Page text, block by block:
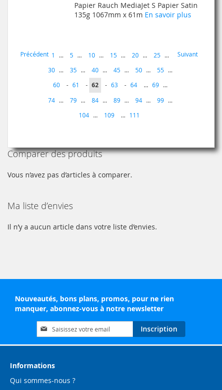
MA
COMPARATEUR
Papier Rauch MediaJet S Papier Satin
135g 1067mm x 61m En savoir plus
Page
Page
Précédent Page
1 ... 5 ... 10 ... 15 ... 20 ... 25 ...
30 ... 35 ... 40 ... 45 ... 50 ... 55 ...
Page
60 - Page
61 - Vous
lisez
actuellement
62 - Page
63 - Page
64 ... 69 ...
74 ... 79 ... 84 ... 89 ... 94 ... 99 ...
104 ... 109 ... Page
111
Page
Suivant
Comparer des produits
Vous n’avez pas d’articles à comparer.
Ma liste d’envies
Il n’y a aucun article dans votre liste d’envies.
Nouveautés, bons plans, promos, pour ne rien
manquer, abonnez-vous à notre newsletter
Inscription
à
notre
d’information
Inscription
Informations
Qui sommes-nous ?